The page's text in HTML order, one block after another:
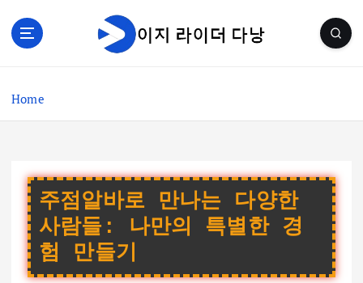
c
Home
주점알바로 만나는 다양한
사람들: 나만의 특별한 경
험 만들기